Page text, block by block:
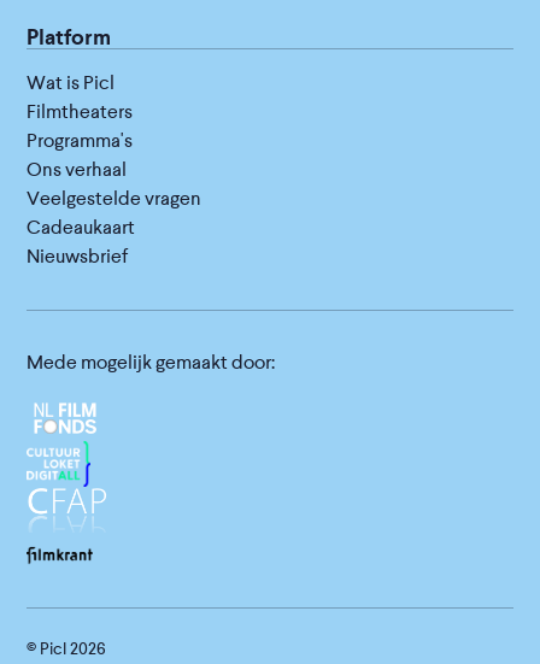
Platform
Wat is Picl
Filmtheaters
Programma's
Ons verhaal
Veelgestelde vragen
Cadeaukaart
Nieuwsbrief
Mede mogelijk gemaakt door:
© Picl2026